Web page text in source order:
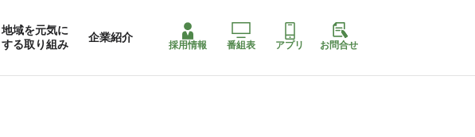
地域を元気に
する取り組み
企業紹介
採用情報 番組表 アプリ お問合せ